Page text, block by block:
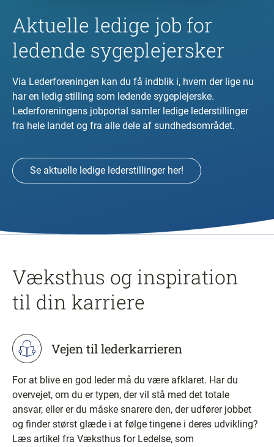
Aktuelle ledige job for
ledende sygeplejersker
Via Lederforeningen kan du få indblik i, hvem der lige nu
har en ledig stilling som ledende sygeplejerske.
Lederforeningens jobportal samler ledige lederstillinger
fra hele landet og fra alle dele af sundhedsområdet.
Se aktuelle ledige lederstillinger her!
Væksthus og inspiration
til din karriere
Vejen til lederkarrieren
For at blive en god leder må du være afklaret. Har du
overvejet, om du er typen, der vil stå med det totale
ansvar, eller er du måske snarere den, der udfører jobbet
og finder størst glæde i at følge tingene i deres udvikling?
Læs artikel fra Væksthus for Ledelse, som